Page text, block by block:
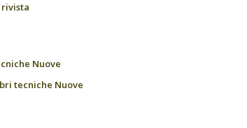
rivista
Nuove
tecniche Nuove